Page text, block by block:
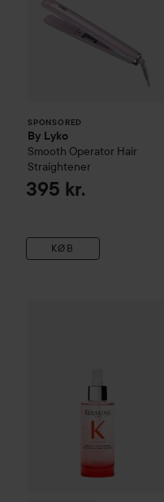
SPONSORED
By Lyko
Smooth Operator Hair
Straightener
395 kr.
KØB